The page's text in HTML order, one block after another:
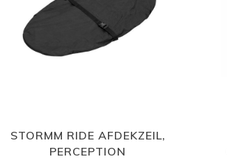
STORMM RIDE AFDEKZEIL,
PERCEPTION